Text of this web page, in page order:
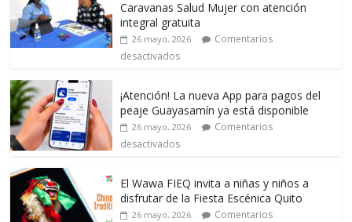
Caravanas Salud Mujer con atención
integral gratuita
26 mayo, 2026
Comentarios
desactivados
¡Atención! La nueva App para pagos del
peaje Guayasamín ya está disponible
26 mayo, 2026
Comentarios
desactivados
El Wawa FIEQ invita a niñas y niños a
disfrutar de la Fiesta Escénica Quito
26 mayo, 2026
Comentarios